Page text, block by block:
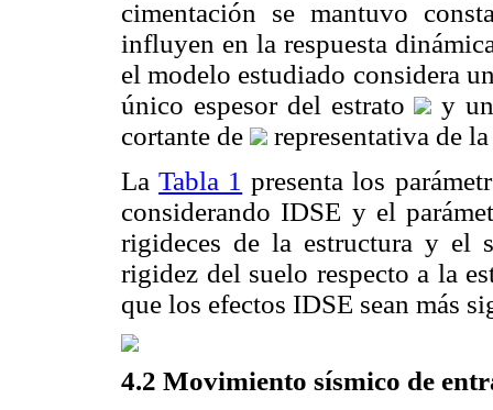
cimentación se mantuvo
influyen en la respuesta
el modelo estudiado considera
único espesor del estrato
y
cortante de
representativa de
LaTabla 1 presenta los
considerando IDSE y el
rigideces de la estructura y el
rigidez del suelo respecto a la
que los efectos IDSE sean más
4.2 Movimiento sísmico de